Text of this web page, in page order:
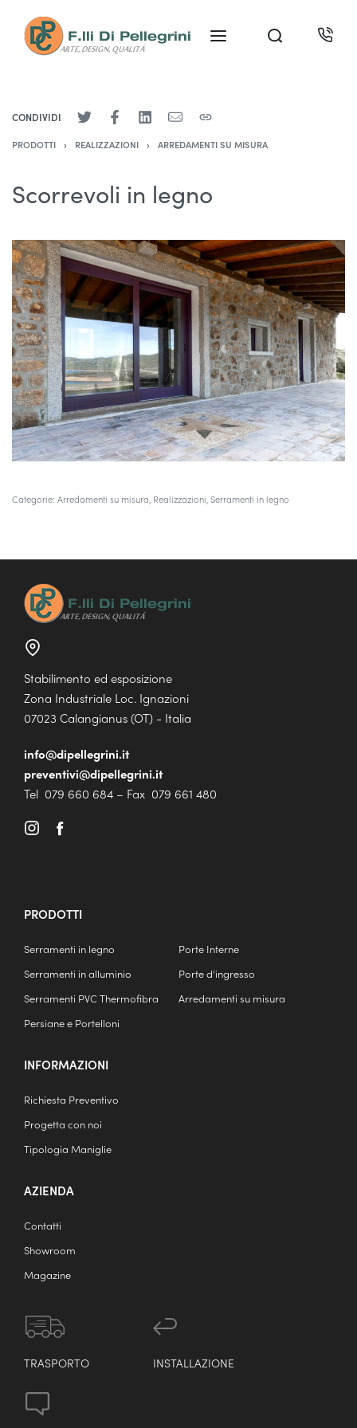
CONDIVIDI
PRODOTTI › REALIZZAZIONI › ARREDAMENTI SU MISURA
Scorrevoli in legno
Categorie: Arredamenti su misura, Realizzazioni,Serramenti in legno
Stabilimento ed esposizione
Zona Industriale Loc. Ignazioni
07023 Calangianus (OT) - Italia
info@dipellegrini.it
preventivi@dipellegrini.it
Tel 079 660 684 – Fax 079 661 480
PRODOTTI
Serramenti in legno
Porte Interne
Serramenti in alluminio
Porte d’ingresso
Serramenti PVC Thermofibra
Arredamenti su misura
Persiane e Portelloni
INFORMAZIONI
Richiesta Preventivo
Progetta con noi
Tipologia Maniglie
AZIENDA
Contatti
Showroom
Magazine
TRASPORTO INSTALLAZIONE